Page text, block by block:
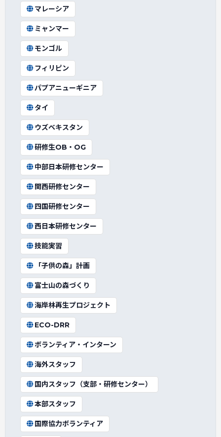
マレーシア
ミャンマー
モンゴル
フィリピン
パプアニューギニア
タイ
ウズベキスタン
研修生OB・OG
中部日本研修センター
関西研修センター
四国研修センター
西日本研修センター
技能実習
「子供の森」計画
富士山の森づくり
海岸林再生プロジェクト
ECO-DRR
ボランティア・インターン
海外スタッフ
国内スタッフ（支部・研修センター）
本部スタッフ
国際協力ボランティア